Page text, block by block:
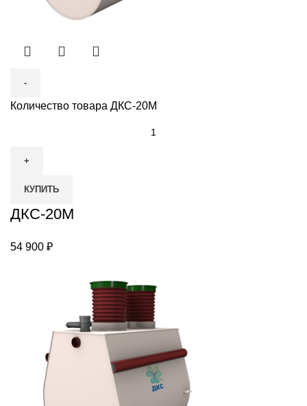
Количество товара ДКС-20М
КУПИТЬ
ДКС-20М
54 900 ₽